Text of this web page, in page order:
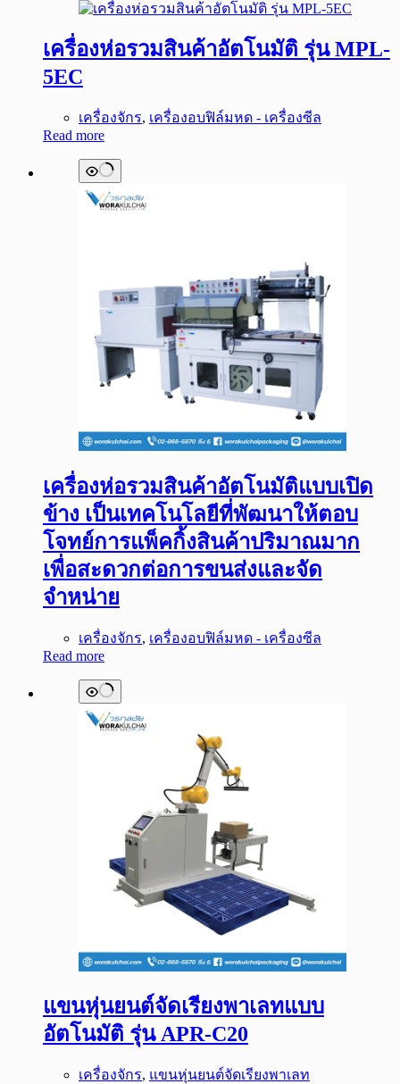
เครื่องห่อรวมสินค้าอัตโนมัติ รุ่น MPL-
5EC
เครื่องจักร, เครื่องอบฟิล์มหด - เครื่องซีล
Read more
เครื่องห่อรวมสินค้าอัตโนมัติแบบเปิด
ข้าง เป็นเทคโนโลยีที่พัฒนาให้ตอบ
โจทย์การแพ็คกิ้งสินค้าปริมาณมาก
เพื่อสะดวกต่อการขนส่งและจัด
จำหน่าย
เครื่องจักร, เครื่องอบฟิล์มหด - เครื่องซีล
Read more
แขนหุ่นยนต์จัดเรียงพาเลทแบบ
อัตโนมัติ รุ่น APR-C20
เครื่องจักร, แขนหุ่นยนต์จัดเรียงพาเลท